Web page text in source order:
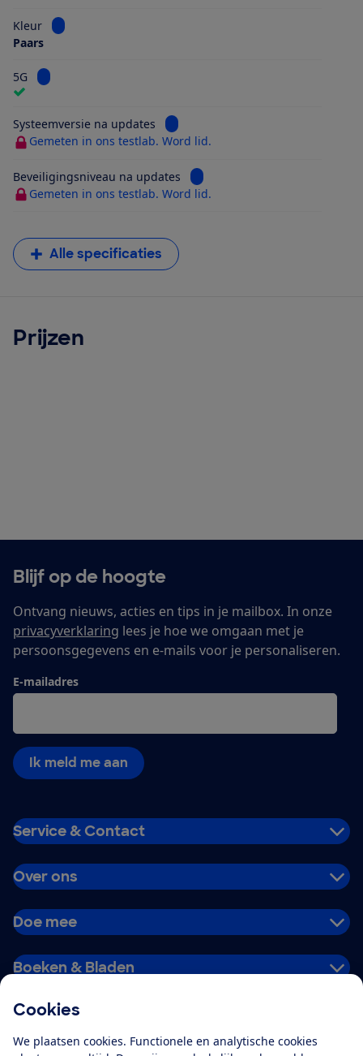
Cookies
We plaatsen cookies. Functionele en analytische cookies
Kleur
Bekijk informatie voor Kleur
Paars
5G Bekijk informatie voor 5G
Systeemversie na updates
Bekijk informatie voor
Gemeten in ons testlab. Word lid.
Beveiligingsniveau na updates
Bekijk informatie voor
Gemeten in ons testlab. Word lid.
Alle specificaties
Prijzen
Blijf op de hoogte
Ontvang nieuws, acties en tips in je mailbox. In onze
privacyverklaring lees je hoe we omgaan met je
persoonsgegevens en e-mails voor je personaliseren.
E-mailadres
Ik meld me aan
Service & Contact
Over ons
Doe mee
Boeken & Bladen